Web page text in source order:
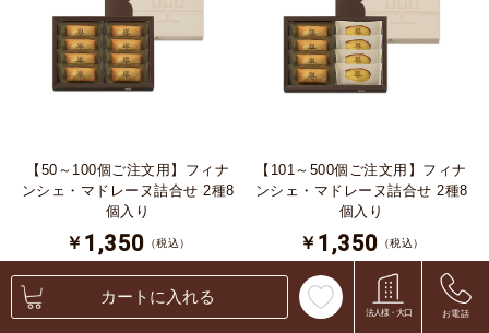
【50～100個ご注文用】フィナ
ンシェ・マドレーヌ詰合せ 2種8
個入り
￥ 1,350 （税込）
カートに入れる
【101～500個ご注文用】フィナ
ンシェ・マドレーヌ詰合せ 2種8
個入り
￥ 1,350 （税込）
カートに入れる
カートに入れる
法人様・大口 お電話